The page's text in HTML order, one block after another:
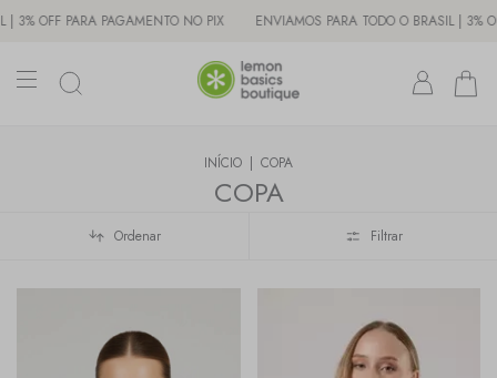
NO PIX ENVIAMOS PARA TODO O BRASIL | 3% OFF PARA PAGAMENTO NO
INÍCIO | COPA
COPA
Ordenar Filtrar